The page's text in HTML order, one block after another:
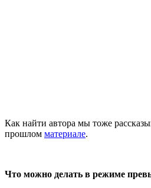
Как найти автора мы тоже
прошлом материале.
Что можно делать в режиме